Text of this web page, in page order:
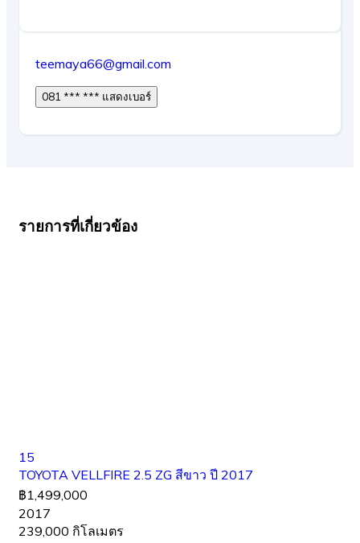
teemaya66@gmail.com
081 *** *** แสดงเบอร์
รายการที่เกี่ยวข้อง
15
TOYOTA VELLFIRE 2.5 ZG สีขาว ปี 2017
฿1,499,000
2017
239,000 กิโลเมตร